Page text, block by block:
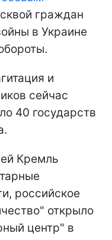
граждан
в Украине
и
сейчас
40 государств
Кремль
российское
открыло
центр" в